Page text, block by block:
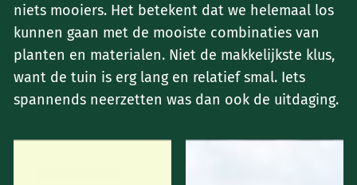
niets mooiers. Het betekent dat we helemaal los
kunnen gaan met de mooiste combinaties van
planten en materialen. Niet de makkelijkste klus,
want de tuin is erg lang en relatief smal. Iets
spannends neerzetten was dan ook de uitdaging.